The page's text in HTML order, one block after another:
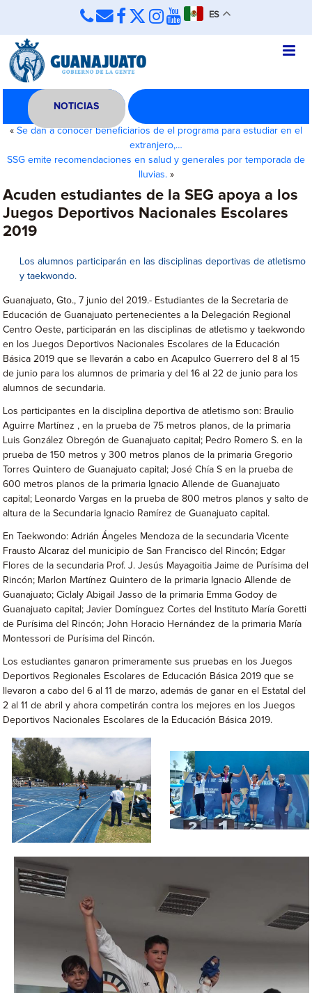
ES
NOTICIAS
« Se dan a conocer beneficiarios de el programa para estudiar en el
extranjero,…
SSG emite recomendaciones en salud y generales por temporada de
lluvias.»
Acuden estudiantes de la SEG apoya a los
Juegos Deportivos Nacionales Escolares
2019
Los alumnos participarán en las disciplinas deportivas de atletismo
y taekwondo.
Guanajuato, Gto., 7 junio del 2019.- Estudiantes de la Secretaria de
Educación de Guanajuato pertenecientes a la Delegación Regional
Centro Oeste, participarán en las disciplinas de atletismo y taekwondo
en los Juegos Deportivos Nacionales Escolares de la Educación
Básica 2019 que se llevarán a cabo en Acapulco Guerrero del 8 al 15
de junio para los alumnos de primaria y del 16 al 22 de junio para los
alumnos de secundaria.
Los participantes en la disciplina deportiva de atletismo son: Braulio
Aguirre Martínez , en la prueba de 75 metros planos, de la primaria
Luis González Obregón de Guanajuato capital; Pedro Romero S. en la
prueba de 150 metros y 300 metros planos de la primaria Gregorio
Torres Quintero de Guanajuato capital; José Chía S en la prueba de
600 metros planos de la primaria Ignacio Allende de Guanajuato
capital; Leonardo Vargas en la prueba de 800 metros planos y salto de
altura de la Secundaria Ignacio Ramírez de Guanajuato capital.
En Taekwondo: Adrián Ángeles Mendoza de la secundaria Vicente
Frausto Alcaraz del municipio de San Francisco del Rincón; Edgar
Flores de la secundaria Prof. J. Jesús Mayagoitia Jaime de Purísima del
Rincón; Marlon Martínez Quintero de la primaria Ignacio Allende de
Guanajuato; Ciclaly Abigail Jasso de la primaria Emma Godoy de
Guanajuato capital; Javier Domínguez Cortes del Instituto María Goretti
de Purísima del Rincón; John Horacio Hernández de la primaria María
Montessori de Purísima del Rincón.
Los estudiantes ganaron primeramente sus pruebas en los Juegos
Deportivos Regionales Escolares de Educación Básica 2019 que se
llevaron a cabo del 6 al 11 de marzo, además de ganar en el Estatal del
2 al 11 de abril y ahora competirán contra los mejores en los Juegos
Deportivos Nacionales Escolares de la Educación Básica 2019.